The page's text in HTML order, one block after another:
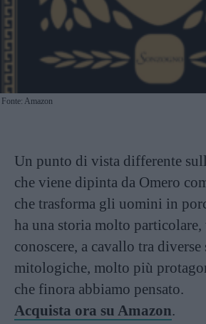
Fonte: Amazon
Un punto di vista differente
che viene dipinta da Omero
che trasforma gli uomini in
ha una storia molto particolare,
conoscere, a cavallo tra
mitologiche, molto più
che finora abbiamo pensato.
Acquista ora su Amazon.